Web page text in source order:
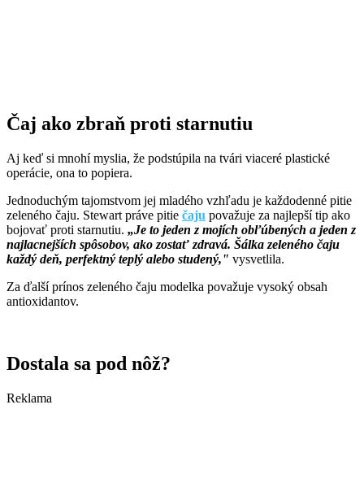
Čaj ako zbraň proti starnutiu
Aj keď si mnohí myslia, že podstúpila na tvári viaceré plastické
operácie, ona to popiera.
Jednoduchým tajomstvom jej mladého vzhľadu je každodenné pitie
zeleného čaju. Stewart práve pitie čaju považuje za najlepší tip ako
bojovať proti starnutiu. „Je to jeden z mojích obľúbených a jeden z
najlacnejších spôsobov, ako zostať zdravá. Šálka zeleného čaju
každý deň, perfektný teplý alebo studený," vysvetlila.
Za ďalší prínos zeleného čaju modelka považuje vysoký obsah
antioxidantov.
Dostala sa pod nôž?
Reklama